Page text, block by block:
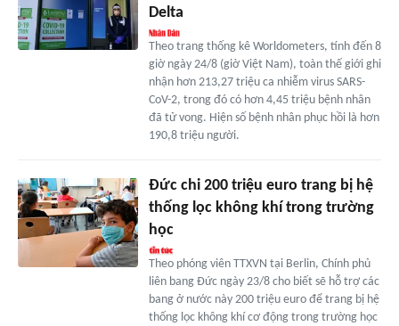
Delta
Theo trang thống kê Worldometers, tính đến 8
giờ ngày 24/8 (giờ Việt Nam), toàn thế giới ghi
nhận hơn 213,27 triệu ca nhiễm virus SARS-
CoV-2, trong đó có hơn 4,45 triệu bệnh nhân
đã tử vong. Hiện số bệnh nhân phục hồi là hơn
190,8 triệu người.
Đức chi 200 triệu euro trang bị hệ
thống lọc không khí trong trường
học
Theo phóng viên TTXVN tại Berlin, Chính phủ
liên bang Đức ngày 23/8 cho biết sẽ hỗ trợ các
bang ở nước này 200 triệu euro để trang bị hệ
thống lọc không khí cơ động trong trường học